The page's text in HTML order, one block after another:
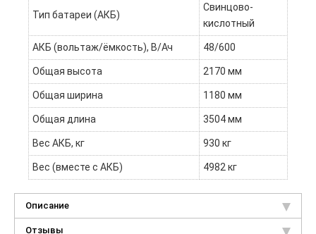
Тип батареи (АКБ)
Свинцово-
кислотный
АКБ (вольтаж/ёмкость), В/Ач 48/600
Общая высота 2170 мм
Общая ширина 1180 мм
Общая длина 3504 мм
Вес АКБ, кг 930 кг
Вес (вместе с АКБ) 4982 кг
Описание
Отзывы